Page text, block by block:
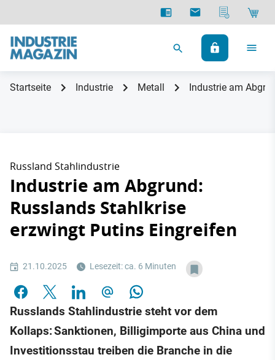
Startseite Industrie Metall Industrie am
Russland Stahlindustrie
Industrie am Abgrund:
Russlands Stahlkrise
erzwingt Putins Eingreifen
21.10.2025 Lesezeit: ca. 6 Minuten
Russlands Stahlindustrie steht vor dem
Kollaps: Sanktionen, Billigimporte aus China und
Investitionsstau treiben die Branche in die